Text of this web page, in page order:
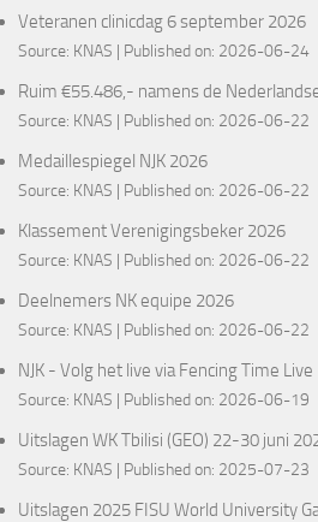
Veteranen clinicdag 6 september 2026
Source: KNAS Published on: 2026-06-24
Ruim €55.486,- namens de
Source: KNAS Published on: 2026-06-22
Medaillespiegel NJK 2026
Source: KNAS Published on: 2026-06-22
Klassement Verenigingsbeker 2026
Source: KNAS Published on: 2026-06-22
Deelnemers NK equipe 2026
Source: KNAS Published on: 2026-06-22
NJK - Volg het live via Fencing Time Live
Source: KNAS Published on: 2026-06-19
Uitslagen WK Tbilisi (GEO) 22-30 juni
Source: KNAS Published on: 2025-07-23
Uitslagen 2025 FISU World University